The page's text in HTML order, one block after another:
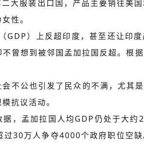
大服装出口国，产品主要销往美
性。
）上反超印度，甚至还让印
曾想到被邻国孟加拉国反超。根
不公也引发了民众的不满，尤其
抗议活动。
，孟加拉国人均GDP仍处于大约
30万人争夺4000个政府职位空